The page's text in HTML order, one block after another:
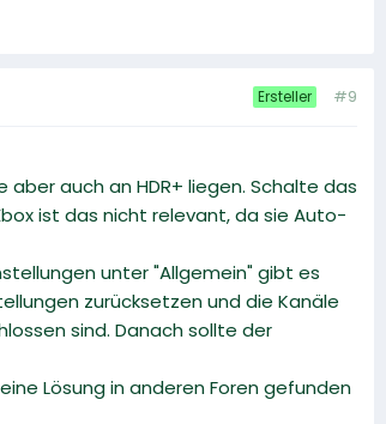
Ersteller #9
auch an HDR+ liegen. Schalte das
ist das nicht relevant, da sie Auto-
unter "Allgemein" gibt es
zurücksetzen und die Kanäle
sind. Danach sollte der
Lösung in anderen Foren gefunden